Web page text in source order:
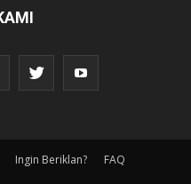
Ingin Beriklan?
FAQ